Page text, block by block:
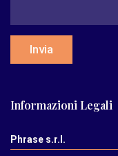
Invia
Informazioni Legali
Phrase s.r.l.